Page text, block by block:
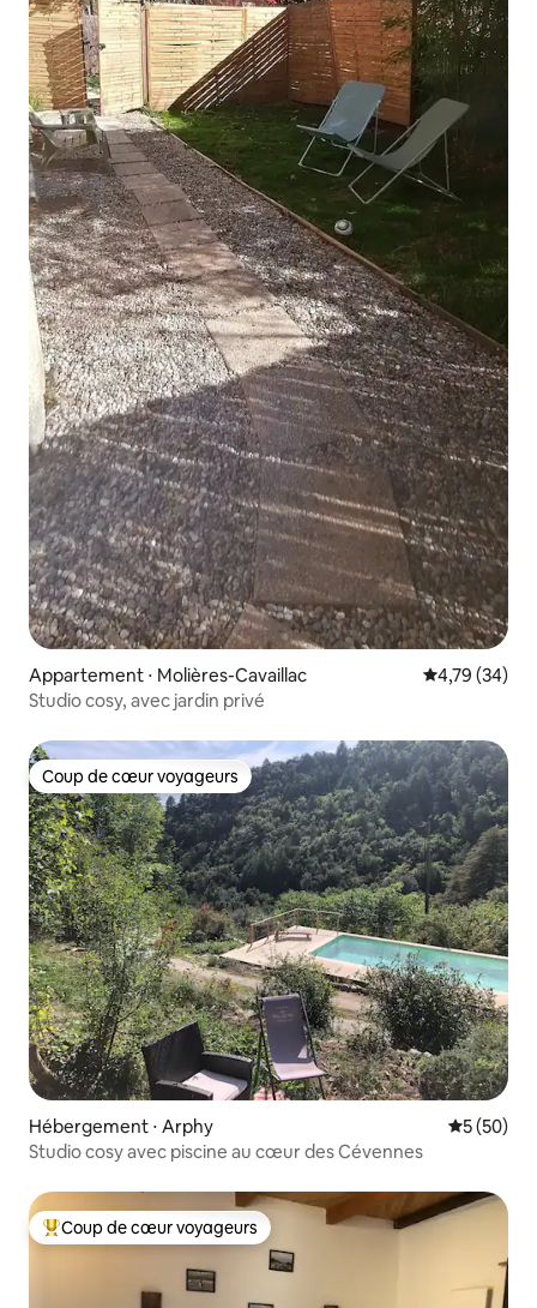
Appartement ⋅ Molières-Cavaillac Évaluation
4,79 (34)
Studio cosy, avec jardin privé
Coup de cœur voyageurs
Coup de cœur voyageurs
Hébergement ⋅ Arphy
5 (50)
Studio cosy avec piscine au cœur des Cévennes
Coups de cœur voyageurs les plus appréciés
Coup de cœur voyageurs